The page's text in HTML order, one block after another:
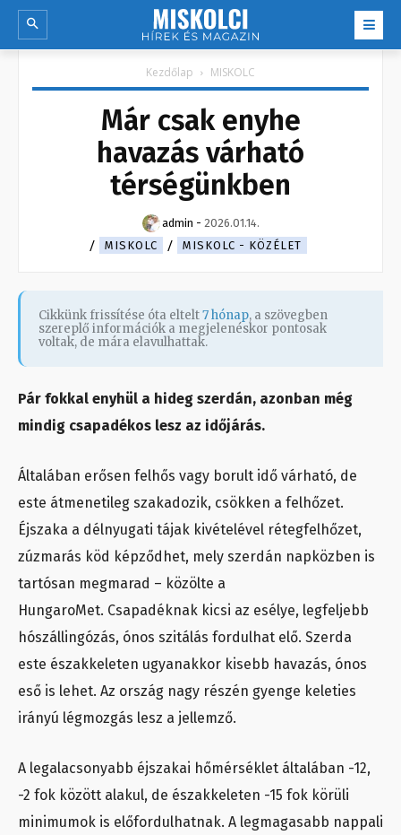
Kezdőlap MISKOLC
Már csak enyhe
havazás várható
térségünkben
admin - 2026.01.14.
MISKOLC
MISKOLC - KÖZÉLET
Cikkünk frissítése óta eltelt7 hónap, a szövegben
szereplő információk a megjelenéskor pontosak
voltak, de mára elavulhattak.
Pár fokkal enyhül a hideg szerdán, azonban még
mindig csapadékos lesz az időjárás.
Általában erősen felhős vagy borult idő várható, de
este átmenetileg szakadozik, csökken a felhőzet.
Éjszaka a délnyugati tájak kivételével rétegfelhőzet,
zúzmarás köd képződhet, mely szerdán napközben is
tartósan megmarad – közölte a
HungaroMet. Csapadéknak kicsi az esélye, legfeljebb
hószállingózás, ónos szitálás fordulhat elő. Szerda
este északkeleten ugyanakkor kisebb havazás, ónos
eső is lehet. Az ország nagy részén gyenge keleties
irányú légmozgás lesz a jellemző.
A legalacsonyabb éjszakai hőmérséklet általában -12,
-2 fok között alakul, de északkeleten -15 fok körüli
minimumok is előfordulhatnak. A legmagasabb nappali